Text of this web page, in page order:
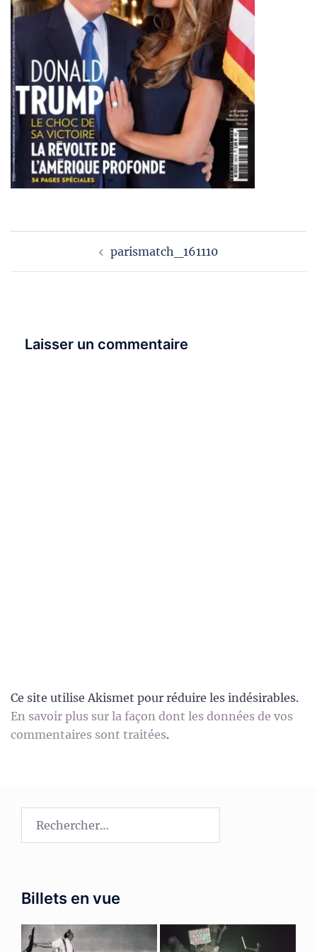
parismatch_161110
Laisser un commentaire
Ce site utilise Akismet pour réduire les indésirables.
En savoir plus sur la façon dont les données de vos
commentaires sont traitées.
Billets en vue